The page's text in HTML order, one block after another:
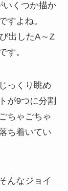
いくつか描か
すよね。
出したA～Z
す。
っくり眺め
が9つに分割
ちゃごちゃ
ち着いてい
んなジョイ